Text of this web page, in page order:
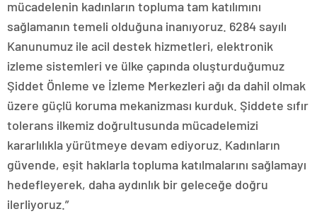
mücadelenin kadınların topluma tam katılımını
sağlamanın temeli olduğuna inanıyoruz. 6284 sayılı
Kanunumuz ile acil destek hizmetleri, elektronik
izleme sistemleri ve ülke çapında oluşturduğumuz
Şiddet Önleme ve İzleme Merkezleri ağı da dahil olmak
üzere güçlü koruma mekanizması kurduk. Şiddete sıfır
tolerans ilkemiz doğrultusunda mücadelemizi
kararlılıkla yürütmeye devam ediyoruz. Kadınların
güvende, eşit haklarla topluma katılmalarını sağlamayı
hedefleyerek, daha aydınlık bir geleceğe doğru
ilerliyoruz.”